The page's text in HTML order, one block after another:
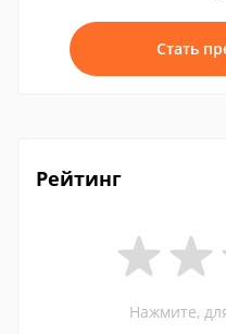
Стать
Рейтинг
Нажмите,